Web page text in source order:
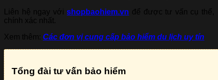
Liên hệ ngay vớishopbaohiem.vn để được tư vấn cụ thể,
chính xác nhất.
Xem thêm: Các đơn vị cung cấp bảo hiểm du lịch uy tín
Tổng đài tư vấn bảo hiểm